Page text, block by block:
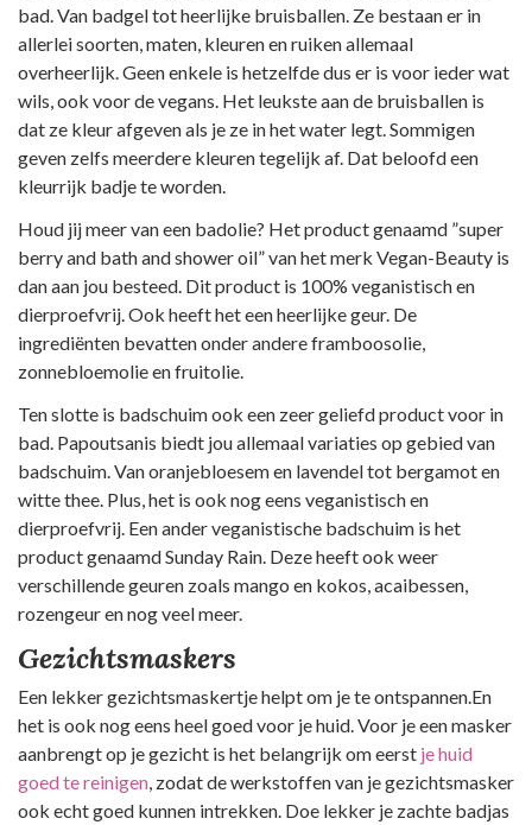
bad. Van badgel tot heerlijke bruisballen. Ze bestaan er in
allerlei soorten, maten, kleuren en ruiken allemaal
overheerlijk. Geen enkele is hetzelfde dus er is voor ieder wat
wils, ook voor de vegans. Het leukste aan de bruisballen is
dat ze kleur afgeven als je ze in het water legt. Sommigen
geven zelfs meerdere kleuren tegelijk af. Dat beloofd een
kleurrijk badje te worden.
Houd jij meer van een badolie? Het product genaamd ”super
berry and bath and shower oil” van het merk Vegan-Beauty is
dan aan jou besteed. Dit product is 100% veganistisch en
dierproefvrij. Ook heeft het een heerlijke geur. De
ingrediënten bevatten onder andere framboosolie,
zonnebloemolie en fruitolie.
Ten slotte is badschuim ook een zeer geliefd product voor in
bad. Papoutsanis biedt jou allemaal variaties op gebied van
badschuim. Van oranjebloesem en lavendel tot bergamot en
witte thee. Plus, het is ook nog eens veganistisch en
dierproefvrij. Een ander veganistische badschuim is het
product genaamd Sunday Rain. Deze heeft ook weer
verschillende geuren zoals mango en kokos, acaibessen,
rozengeur en nog veel meer.
Gezichtsmaskers
Een lekker gezichtsmaskertje helpt om je te ontspannen.En
het is ook nog eens heel goed voor je huid. Voor je een masker
aanbrengt op je gezicht is het belangrijk om eerst je huid
goed te reinigen , zodat de werkstoffen van je gezichtsmasker
ook echt goed kunnen intrekken. Doe lekker je zachte badjas